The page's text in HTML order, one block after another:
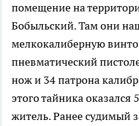
помещение на
Бобыльский. Там они
мелкокалиберную
пневматический
нож и 34 патрона
этого тайника
житель. Ранее судимый